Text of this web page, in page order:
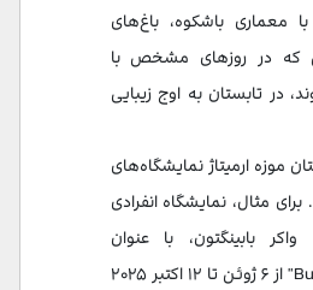
معماری باشکوه، باغ‌های
که در روزهای مشخص با
در تابستان به اوج زیبایی
موزه ارمیتاژ نمایشگاه‌های
مثال، نمایشگاه انفرادی
واکر بابینگتون، با عنوان
"Burden of the Beast" از ۶ ژوئن تا ۱۲ اکتبر ۲۰۲۵